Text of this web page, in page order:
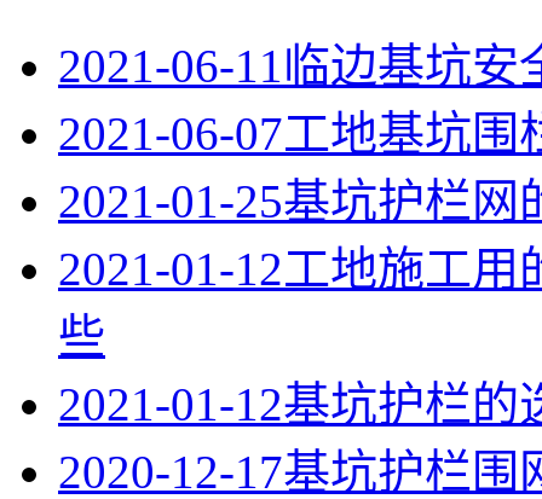
2021-06-11临边基坑安
2021-06-07工地基坑围
2021-01-25基坑护栏网
2021-01-12工地施工用
些
2021-01-12基坑护栏的
2020-12-17基坑护栏围